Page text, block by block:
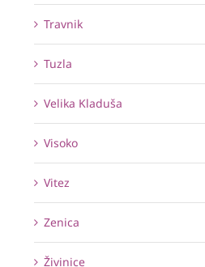
Travnik
Tuzla
Velika Kladuša
Visoko
Vitez
Zenica
Živinice